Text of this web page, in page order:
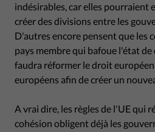
indésirables, car elles pourraient
créer des divisions entre les
D'autres encore pensent que les
pays membre qui bafoue l'état
faudra réformer le droit
européens afin de créer un
A vrai dire, les règles de l'UE qui
cohésion obligent déjà les